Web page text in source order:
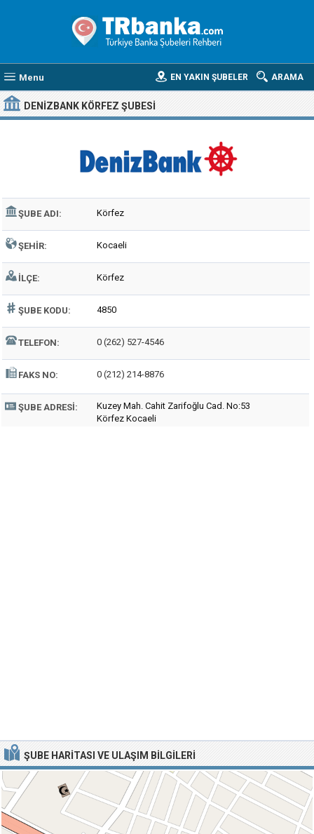
Menu ARAMA
EN YAKIN ŞUBELER
DENIZBANK KÖRFEZ ŞUBESI
ŞUBE ADI: Körfez
ŞEHIR: Kocaeli
İLÇE: Körfez
ŞUBE KODU: 4850
TELEFON: 0 (262) 527-4546
FAKS NO: 0 (212) 214-8876
ŞUBE ADRESI:
Kuzey Mah. Cahit Zarifoğlu Cad. No:53
Körfez Kocaeli
ŞUBE HARITASI VE ULAŞIM BILGILERI